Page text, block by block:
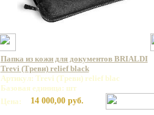
Папка из кожи для документов BRIALDI
Trevi (Треви) relief black
Артикул: Trevi (Треви) relief blac
Базовая единица: шт
Цена:
14 000,00 руб.